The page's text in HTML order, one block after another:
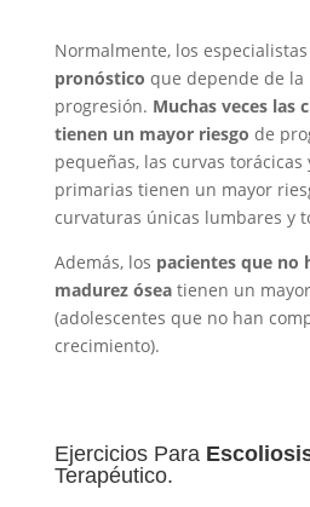
Normalmente, los
pronóstico que depende de
progresión. Muchas veces las
tienen un mayor riesgo de
pequeñas, las curvas torácicas
primarias tienen un mayor
curvaturas únicas lumbares y
Además, los pacientes que no
madurez óseatienen un
(adolescentes que no han
crecimiento).
Ejercicios Para
Terapéutico.